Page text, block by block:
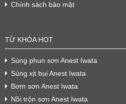
Chính sách bảo mật
TỪ KHÓA HOT
Súng phun sơn Anest Iwata
Súng xịt bụi Anest Iwata
Bơm sơn Anest Iwata
Nồi trộn sơn Anest Iwata